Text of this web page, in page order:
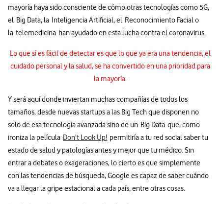
mayoría haya sido consciente de cómo otras tecnologías como 5G,
el Big Data, la Inteligencia Artificial, el Reconocimiento Facial o
la telemedicina han ayudado en esta lucha contra el coronavirus.
Lo que sí es fácil de detectar es que lo que ya era una tendencia, el
cuidado personal y la salud, se ha convertido en una prioridad para
la mayoría.
Y será aquí donde inviertan muchas compañías de todos los
tamaños, desde nuevas startups a las Big Tech que disponen no
solo de esa tecnología avanzada sino de un Big Data que, como
ironiza la película Don’t Look Up! permitiría a tu red social saber tu
estado de salud y patologías antes y mejor que tu médico. Sin
entrar a debates o exageraciones, lo cierto es que simplemente
con las tendencias de búsqueda, Google es capaz de saber cuándo
va a llegar la gripe estacional a cada país, entre otras cosas.